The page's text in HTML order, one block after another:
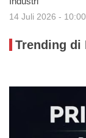
14 Juli 2026 -
Trending di